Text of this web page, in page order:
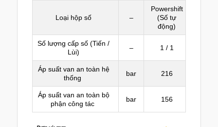
Loại hộp số –
Powershift
(Số tự
động)
Số lượng cấp số (Tiến /
Lùi)
– 1 / 1
Áp suất van an toàn hệ
thống
bar 216
Áp suất van an toàn bộ
phận công tác
bar 156